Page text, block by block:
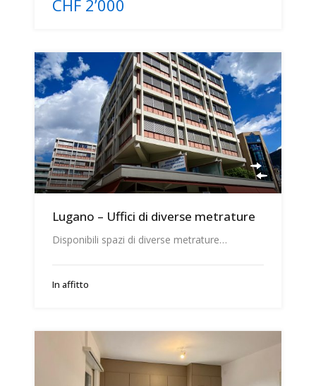
CHF 2’000
Lugano – Uffici di diverse metrature
Disponibili spazi di diverse metrature…
In affitto